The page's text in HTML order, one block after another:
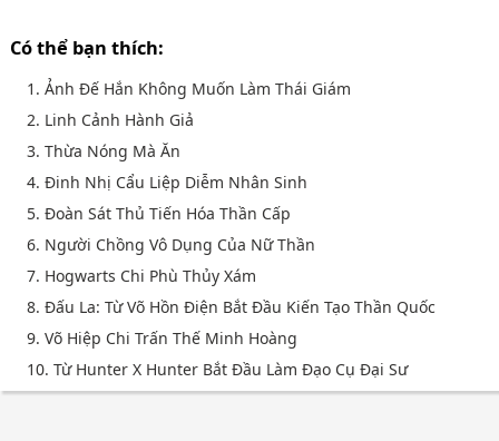
Có thể bạn thích:
1. Ảnh Đế Hắn Không Muốn Làm Thái Giám
2. Linh Cảnh Hành Giả
3. Thừa Nóng Mà Ăn
4. Đinh Nhị Cẩu Liệp Diễm Nhân Sinh
5. Đoàn Sát Thủ Tiến Hóa Thần Cấp
6. Người Chồng Vô Dụng Của Nữ Thần
7. Hogwarts Chi Phù Thủy Xám
8. Đấu La: Từ Võ Hồn Điện Bắt Đầu Kiến Tạo Thần Quốc
9. Võ Hiệp Chi Trấn Thế Minh Hoàng
10. Từ Hunter X Hunter Bắt Đầu Làm Đạo Cụ Đại Sư